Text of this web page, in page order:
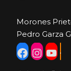
Morones
Pedro Garza